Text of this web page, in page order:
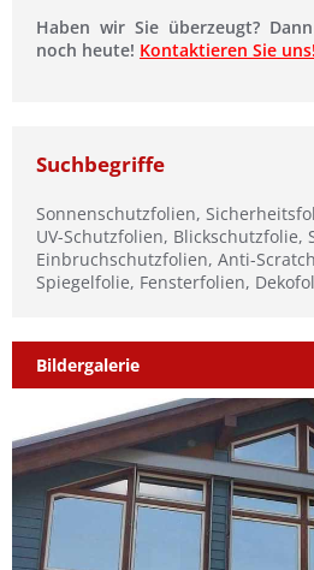
Haben wir Sie überzeugt?
noch heute! Kontaktieren Sie uns!
Suchbegriffe
Sonnenschutzfolien,
UV-Schutzfolien,
Einbruchschutzfolien, Anti-
Spiegelfolie, Fensterfolien,
Bildergalerie